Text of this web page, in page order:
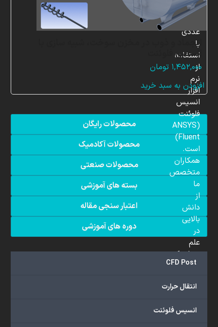
انجماد و ذوب در مخزن سوخت، شبیه سازی با
انسیس فلوئنت
۱,۴۵۲,۰۰۰ تومان
افزودن به سبد خرید
محصولات رایگان
محصولات آکادمیک
محصولات صنعتی
بسته های آموزشی
اعتبار سنجی مقاله
دوره های آموزشی
CFD Post
انتقال حرارت
انسیس فلوئنت
شبیه
سازی
عددی
با
استفاده
از
نرم
افزار
انسیس
فلوئنت
(ANSYS
Fluent)
است.
همکاران
متخصص
ما
از
دانش
بالایی
در
علم
دینامیک
سیالات
(CFD)
هستند.